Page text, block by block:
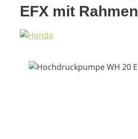
EFX mit Rahmen
Bildergalerie überspringen